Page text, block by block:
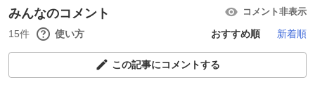
みんなのコメント コメント非表示
15件 使い方 おすすめ順 新着順
この記事にコメントする